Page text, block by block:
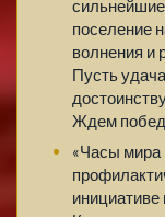
поселение
волнения и
Пусть
Ждем
«Часы мира
инициативе